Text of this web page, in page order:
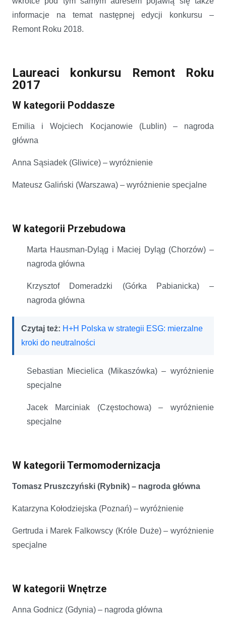
informacje na temat następnej edycji konkursu –
Remont Roku 2018.
Laureaci konkursu Remont Roku
2017
W kategorii Poddasze
Emilia i Wojciech Kocjanowie (Lublin) – nagroda
główna
Anna Sąsiadek (Gliwice) – wyróżnienie
Mateusz Galiński (Warszawa) – wyróżnienie specjalne
W kategorii Przebudowa
Marta Hausman-Dyląg i Maciej Dyląg (Chorzów) –
nagroda główna
Krzysztof Domeradzki (Górka Pabianicka) –
nagroda główna
Czytaj też: H+H Polska w strategii ESG: mierzalne
kroki do neutralności
Sebastian Miecielica (Mikaszówka) – wyróżnienie
specjalne
Jacek Marciniak (Częstochowa) – wyróżnienie
specjalne
W kategorii Termomodernizacja
Tomasz Pruszczyński (Rybnik) – nagroda główna
Katarzyna Kołodziejska (Poznań) – wyróżnienie
Gertruda i Marek Falkowscy (Króle Duże) – wyróżnienie
specjalne
W kategorii Wnętrze
Anna Godnicz (Gdynia) – nagroda główna